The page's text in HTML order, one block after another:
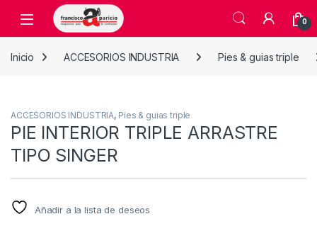
Skip to navigation
Skip to content
Open 0
Inicio ACCESORIOS INDUSTRIA Pies & guias triple
ACCESORIOS INDUSTRIA, Pies & guias triple
PIE INTERIOR TRIPLE ARRASTRE
TIPO SINGER
Añadir a la lista de deseos